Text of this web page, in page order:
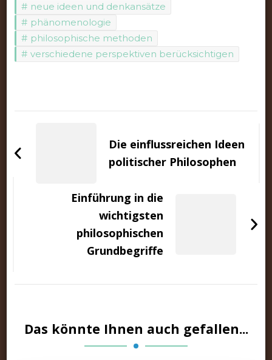
neue ideen und denkansätze
phänomenologie
philosophische methoden
verschiedene perspektiven berücksichtigen
Die einflussreichen Ideen
politischer Philosophen
Einführung in die
wichtigsten
philosophischen
Grundbegriffe
Das könnte Ihnen auch gefallen...